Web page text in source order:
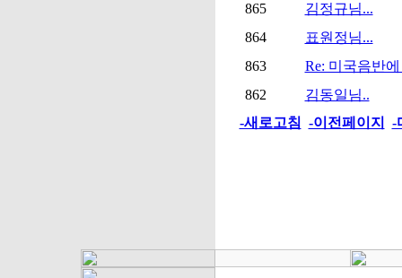
865
김정규님...
864
표원정님...
863
Re: 미국음반
862
김동일님..
-새로고침 -이전페이지 -